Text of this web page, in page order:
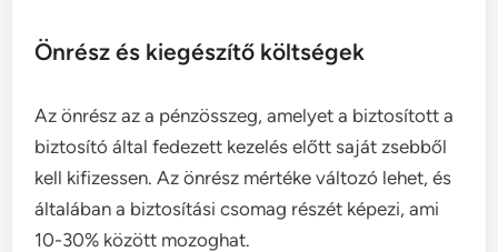
Önrész és kiegészítő költségek
Az önrész az a pénzösszeg, amelyet a biztosított a
biztosító által fedezett kezelés előtt saját zsebből
kell kifizessen. Az önrész mértéke változó lehet, és
általában a biztosítási csomag részét képezi, ami
10-30% között mozoghat.